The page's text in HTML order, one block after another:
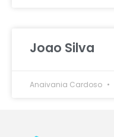
Joao Silva
Anaivania Cardoso